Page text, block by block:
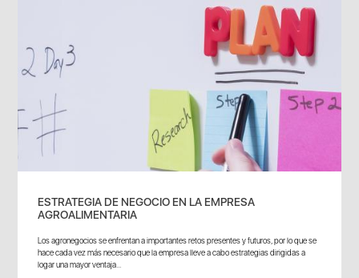
ESTRATEGIA DE NEGOCIO EN LA EMPRESA
AGROALIMENTARIA
Los agronegocios se enfrentan a importantes retos presentes y futuros, por lo que se
hace cada vez más necesario que la empresa lleve a cabo estrategias dirigidas a
logar una mayor ventaja...